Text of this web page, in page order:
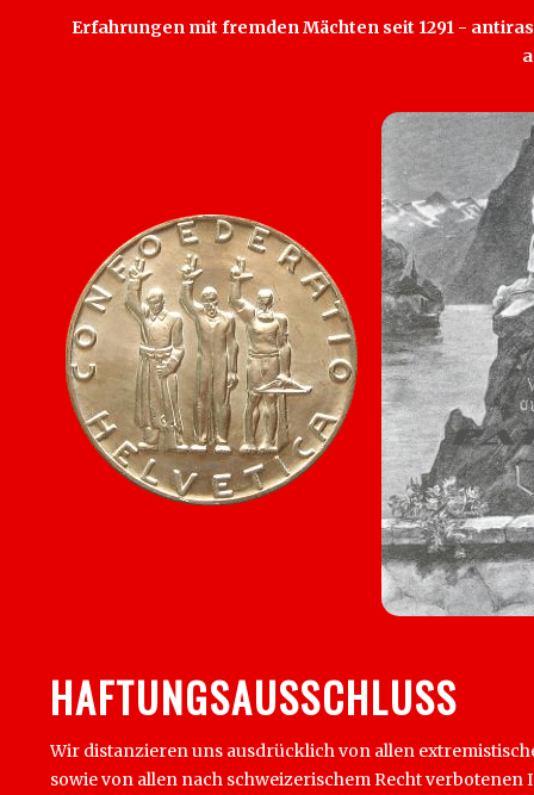
Erfahrungen mit fremden Mächten seit 1291 -
HAFTUNGSAUSSCHLUSS
Wir distanzieren uns ausdrücklich von allen
sowie von allen nach schweizerischem Recht